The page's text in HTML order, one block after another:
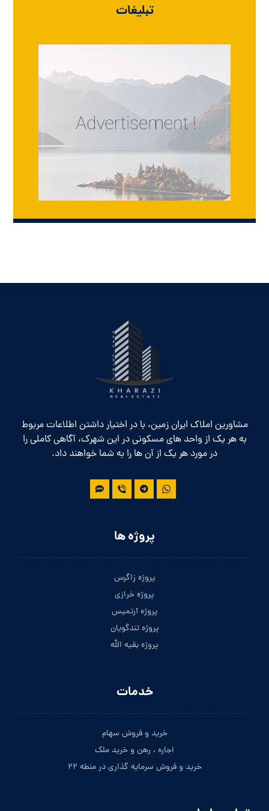
تبلیغات
مشاورین املاک ایران زمین، با در اختیار داشتن اطلاعات مربوط
به هر یک از واحد های مسکونی در این شهرک، آگاهی کاملی را
در مورد هر یک از آن ها را به شما خواهند داد.
پروژه ها
پروژه زاگرس
پروژه خرازی
پروژه آرتمیس
پروژه تندگویان
پروژه بقیه الله
خدمات
خرید و فروش سهام
اجاره ، رهن و خرید ملک
خرید و فروش سرمایه گذاری در منطه ۲۲